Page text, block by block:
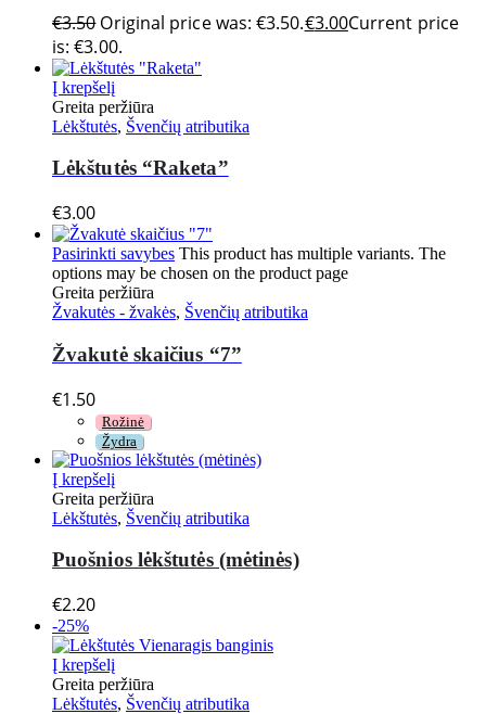
€3.50 Original price was: €3.50.€3.00Current price
is: €3.00.
Į krepšelį
Greita peržiūra
Lėkštutės, Švenčių atributika
Lėkštutės “Raketa”
€3.00
Pasirinkti savybes This product has multiple variants. The
options may be chosen on the product page
Greita peržiūra
Žvakutės - žvakės, Švenčių atributika
Žvakutė skaičius “7”
€1.50
Rožinė
Žydra
Į krepšelį
Greita peržiūra
Lėkštutės, Švenčių atributika
Puošnios lėkštutės (mėtinės)
€2.20
-25%
Į krepšelį
Greita peržiūra
Lėkštutės, Švenčių atributika